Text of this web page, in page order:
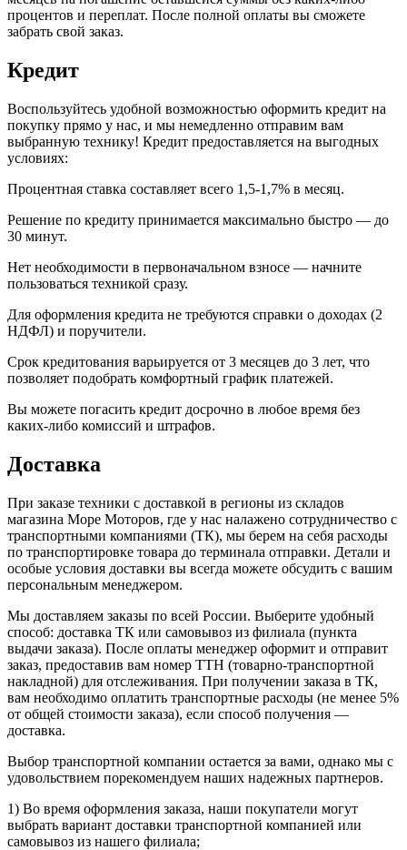
процентов и переплат. После полной оплаты вы сможете
забрать свой заказ.
Кредит
Воспользуйтесь удобной возможностью оформить кредит на
покупку прямо у нас, и мы немедленно отправим вам
выбранную технику! Кредит предоставляется на выгодных
условиях:
Процентная ставка составляет всего 1,5-1,7% в месяц.
Решение по кредиту принимается максимально быстро — до
30 минут.
Нет необходимости в первоначальном взносе — начните
пользоваться техникой сразу.
Для оформления кредита не требуются справки о доходах (2
НДФЛ) и поручители.
Срок кредитования варьируется от 3 месяцев до 3 лет, что
позволяет подобрать комфортный график платежей.
Вы можете погасить кредит досрочно в любое время без
каких-либо комиссий и штрафов.
Доставка
При заказе техники с доставкой в регионы из складов
магазина Море Моторов, где у нас налажено сотрудничество с
транспортными компаниями (ТК), мы берем на себя расходы
по транспортировке товара до терминала отправки. Детали и
особые условия доставки вы всегда можете обсудить с вашим
персональным менеджером.
Мы доставляем заказы по всей России. Выберите удобный
способ: доставка ТК или самовывоз из филиала (пункта
выдачи заказа). После оплаты менеджер оформит и отправит
заказ, предоставив вам номер ТТН (товарно-транспортной
накладной) для отслеживания. При получении заказа в ТК,
вам необходимо оплатить транспортные расходы (не менее 5%
от общей стоимости заказа), если способ получения —
доставка.
Выбор транспортной компании остается за вами, однако мы с
удовольствием порекомендуем наших надежных партнеров.
1) Во время оформления заказа, наши покупатели могут
выбрать вариант доставки транспортной компанией или
самовывоз из нашего филиала;